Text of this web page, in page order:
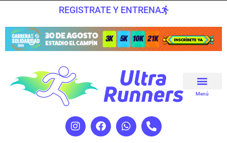
REGISTRATE Y ENTRENA
Menú